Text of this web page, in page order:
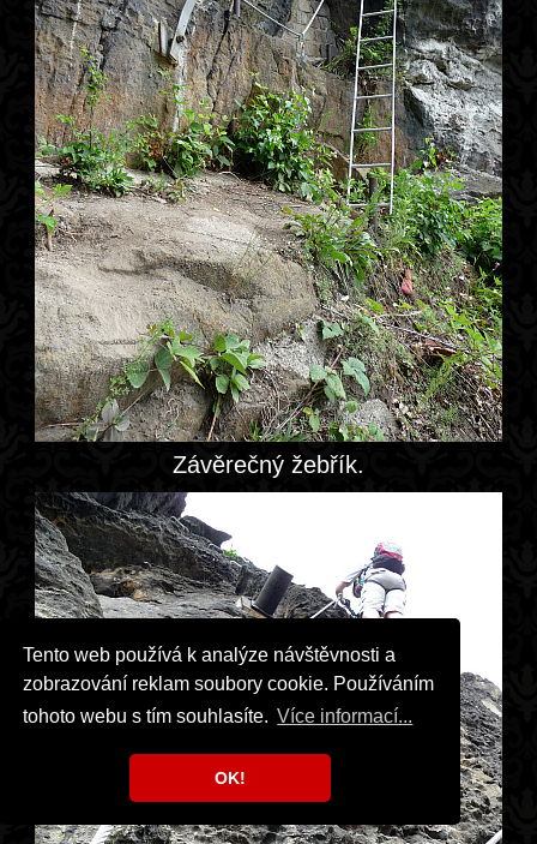
Tento web používá k analýze návštěvnosti a
zobrazování reklam soubory cookie. Používáním
tohoto webu s tím souhlasíte. Více informací...
OK!
Závěrečný žebřík.